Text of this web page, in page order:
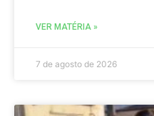
VER MATÉRIA »
7 de agosto de 2026